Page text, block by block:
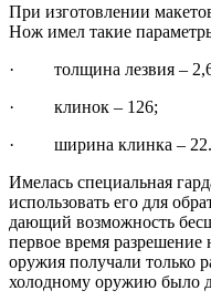
При изготовлении
Нож имел такие
· толщина лезвия –
· клинок – 126;
· ширина клинка – 22.
Имелась специальная
использовать его для
дающий возможность
первое время разрешение
оружия получали только
холодному оружию было